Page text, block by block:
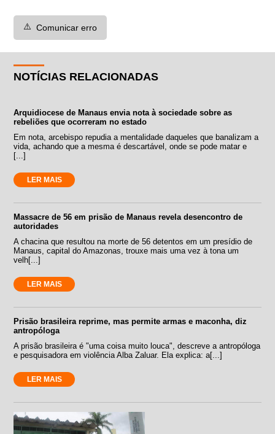
⚠️ Comunicar erro
NOTÍCIAS RELACIONADAS
Arquidiocese de Manaus envia nota à sociedade sobre as
rebeliões que ocorreram no estado
Em nota, arcebispo repudia a mentalidade daqueles que banalizam a
vida, achando que a mesma é descartável, onde se pode matar e
[...]
LER MAIS
Massacre de 56 em prisão de Manaus revela desencontro de
autoridades
A chacina que resultou na morte de 56 detentos em um presídio de
Manaus, capital do Amazonas, trouxe mais uma vez à tona um
velh[...]
LER MAIS
Prisão brasileira reprime, mas permite armas e maconha, diz
antropóloga
A prisão brasileira é "uma coisa muito louca", descreve a antropóloga
e pesquisadora em violência Alba Zaluar. Ela explica: a[...]
LER MAIS